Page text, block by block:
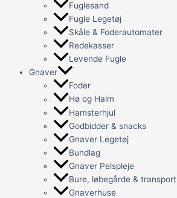
Fuglesand
Fugle Legetøj
Skåle & Foderautomater
Redekasser
Levende Fugle
Gnaver
Foder
Hø og Halm
Hamsterhjul
Godbidder & snacks
Gnaver Legetøj
Bundlag
Gnaver Pelspleje
Bure, løbegårde & transport
Gnaverhuse